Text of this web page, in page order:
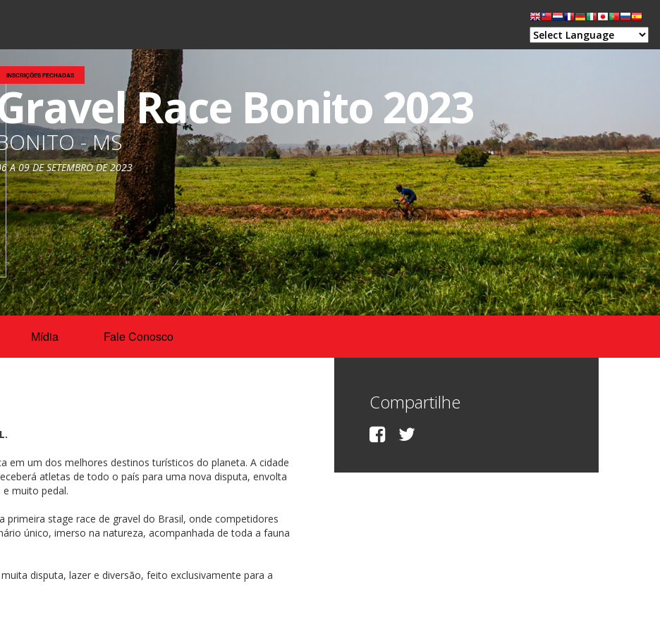
INSCRIÇÕES FECHADAS
Race Bonito 2023
- MS
A 09 DE SETEMBRO DE 2023
Mídia Fale Conosco
em um dos melhores destinos turísticos do planeta. A cidade
atletas de todo o país para uma nova disputa, envolta
muito pedal.
primeira stage race de gravel do Brasil, onde competidores
único, imerso na natureza, acompanhada de toda a fauna
disputa, lazer e diversão, feito exclusivamente para a
Compartilhe